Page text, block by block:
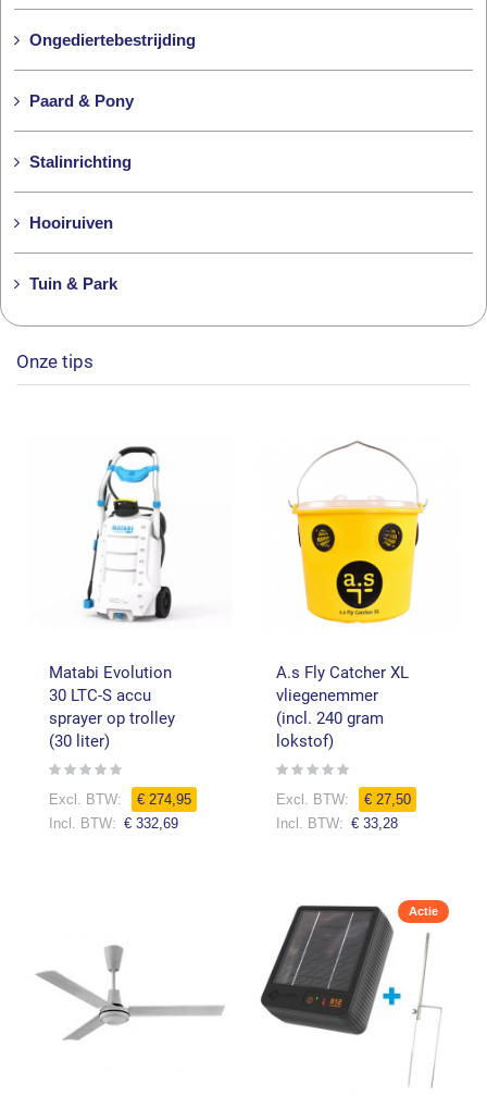
Ongediertebestrijding
Paard & Pony
Stalinrichting
Hooiruiven
Tuin & Park
Onze tips
Matabi Evolution
30 LTC-S accu
sprayer op trolley
(30 liter)
Rating:
€ 274,95
€ 332,69
A.s Fly Catcher XL
vliegenemmer
(incl. 240 gram
lokstof)
Rating:
€ 27,50
€ 33,28
Actie